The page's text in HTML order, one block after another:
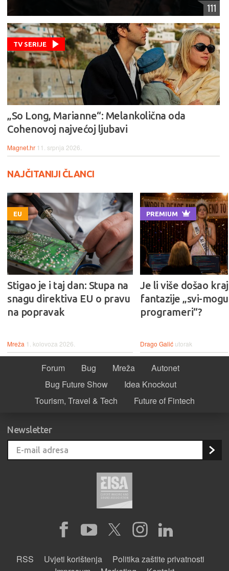
111
TV SERIJE
„So Long, Marianne“: Melankolična oda
Cohenovoj najvećoj ljubavi
Magnet.hr 11. srpnja 2026.
NAJČITANIJI ČLANCI
EU
Stigao je i taj dan: Stupa na
snagu direktiva EU o pravu
na popravak
Mreža 1. kolovoza 2026.
PREMIUM
Je li više došao kraj
fantazije „svi-
programeri“?
Drago Galić utorak
Forum Bug Mreža
Autonet
Bug Future Show
Idea Knockout
Tourism, Travel & Tech
Future of Fintech
Newsletter
RSS Uvjeti korištenja
Politika zaštite privatnosti